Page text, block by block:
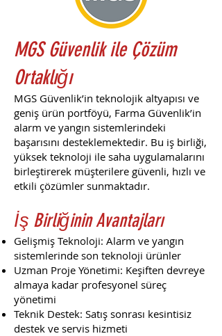
MGS Güvenlik ile Çözüm
Ortaklığı
MGS Güvenlik’in teknolojik altyapısı ve
geniş ürün portföyü, Farma Güvenlik’in
alarm ve yangın sistemlerindeki
başarısını desteklemektedir. Bu iş birliği,
yüksek teknoloji ile saha uygulamalarını
birleştirerek müşterilere güvenli, hızlı ve
etkili çözümler sunmaktadır.
İş Birliğinin Avantajları
Gelişmiş Teknoloji: Alarm ve yangın
sistemlerinde son teknoloji ürünler
Uzman Proje Yönetimi: Keşiften devreye
almaya kadar profesyonel süreç
yönetimi
Teknik Destek: Satış sonrası kesintisiz
destek ve servis hizmeti